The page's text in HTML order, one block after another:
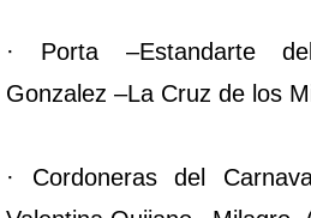
· Porta –Estandarte
Gonzalez –La Cruz de los
· Cordoneras del